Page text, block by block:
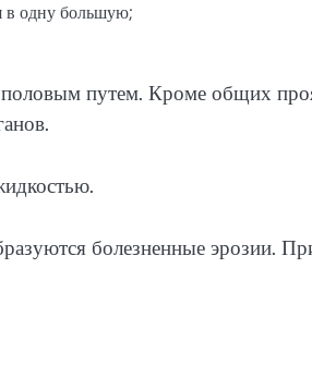
в одну большую;
половым путем. Кроме общих
болезненные эрозии.